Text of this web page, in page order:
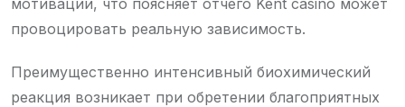
провоцировать реальную зависимость.
Преимущественно интенсивный биохимический
реакция возникает при обретении благоприятных